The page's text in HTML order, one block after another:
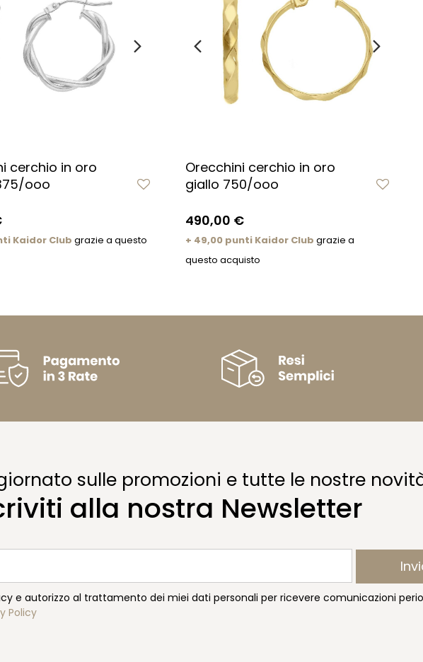
cerchio in oro
ooo
Kaidor Club grazie a questo
Orecchini cerchio in oro
giallo 750/ooo
490,00 €
+ 49,00 punti Kaidor Club grazie a
questo acquisto
sulle promozioni e tutte le nostre
alla nostra Newsletter
e autorizzo al trattamento dei miei dati personali per ricevere comunicazioni
Policy